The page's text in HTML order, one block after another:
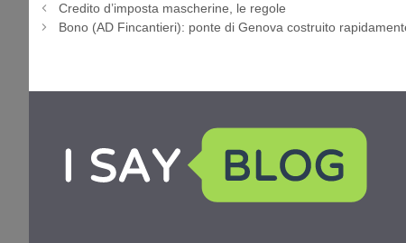
Credito d’imposta mascherine, le regole
Bono (AD Fincantieri): ponte di Genova costruito